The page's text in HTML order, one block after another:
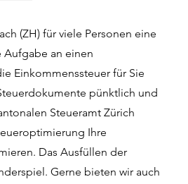
(ZH) für viele Personen eine
Aufgabe an einen
Einkommenssteuer für Sie
pünktlich und
Steueramt Zürich
Ihre
Das Ausfüllen der
Gerne bieten wir auch